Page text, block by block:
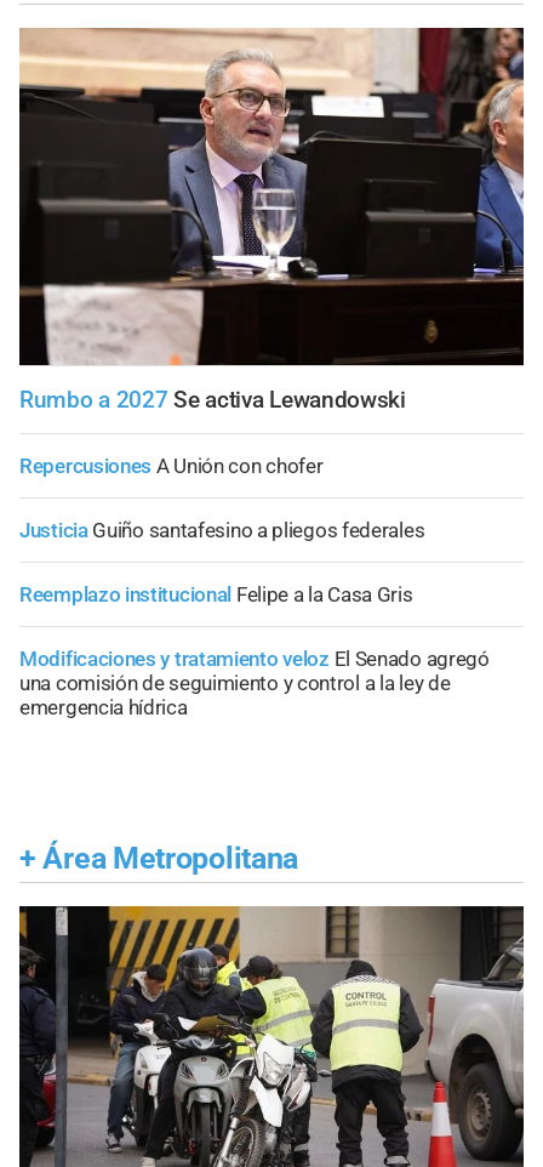
Rumbo a 2027 Se activa Lewandowski
Repercusiones A Unión con chofer
Justicia Guiño santafesino a pliegos federales
Reemplazo institucional Felipe a la Casa Gris
Modificaciones y tratamiento veloz El Senado agregó
una comisión de seguimiento y control a la ley de
emergencia hídrica
+ Área Metropolitana